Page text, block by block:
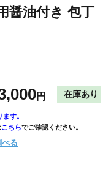
醤油付き 包丁
円 在庫あり
す。
こちらでご確認ください。
べる